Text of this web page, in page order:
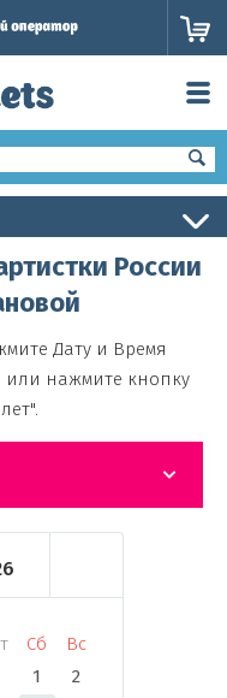
России
Дату и Время
нажмите кнопку
Сб
Вс
1
2